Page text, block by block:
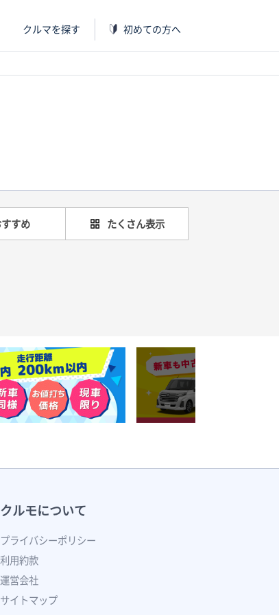
クルマを探す 初めての方へ
すめ たくさん表示
クルモについて
プライバシーポリシー
利用約款
運営会社
サイトマップ